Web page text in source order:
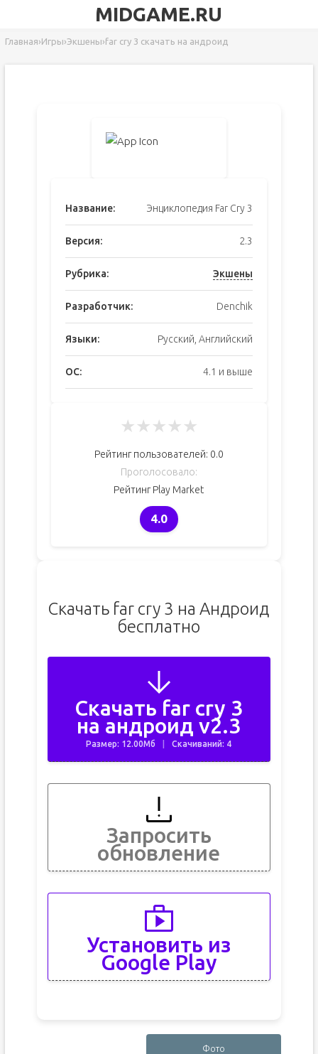
MIDGAME.RU
Главная›Игры›Экшены›far cry 3 скачать на андроид
Название: Энциклопедия Far Cry 3
Версия: 2.3
Рубрика: Экшены
Разработчик: Denchik
Языки: Русский, Английский
ОС: 4.1 и выше
★★★★★
Рейтинг пользователей: 0.0
Проголосовало:
Рейтинг Play Market
4.0
Скачать far cry 3 на Андроид
бесплатно
Скачать far cry 3
на андроид v2.3
Размер: 12.00Мб Скачиваний: 4
Запросить
обновление
Установить из
Google Play
Фото